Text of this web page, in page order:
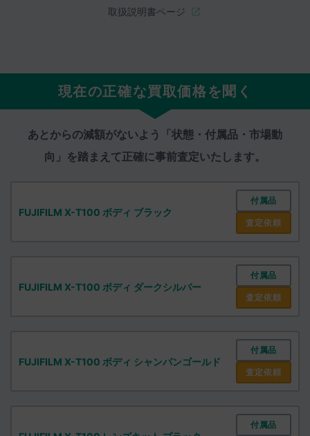
取扱説明書ページ
現在の正確な買取価格を聞く
あとからの減額がないよう「状態・付属品・市場動
向」を踏まえて正確に事前査定いたします。
FUJIFILM X-T100 ボディ ブラック
付属品
査定依頼
FUJIFILM X-T100 ボディ ダークシルバー
付属品
査定依頼
FUJIFILM X-T100 ボディ シャンパンゴールド
付属品
査定依頼
付属品